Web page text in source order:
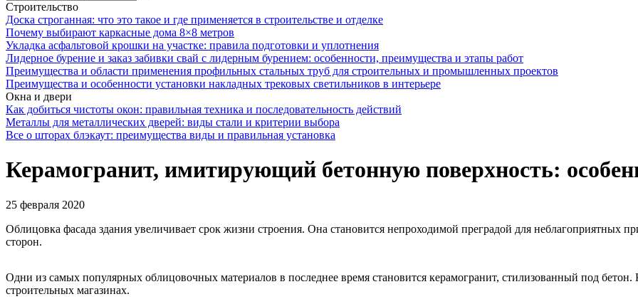
Строительство
Доска строганная: что это такое и где применяется в строительстве и отделке
Почему выбирают каркасные дома 8×8 метров
Укладка асфальтовой крошки на участке: правила подготовки и уплотнения
Лидерное бурение и заказ забивки свай с лидерным бурением: особенности, преимущества и этапы работ
Преимущества и области применения профильных стальных труб для строительных и промышленных проектов
Преимущества и особенности установки накладных трековых светильников в интерьере
Окна и двери
Как добиться чистоты окон: правильная техника и последовательность действий
Металлы для металлических дверей: виды стали и критерии выбора
Все о шторах блэкаут: преимущества виды и правильная установка
Керамогранит, имитирующий бетонную поверхность:
25 февраля 2020
Облицовка фасада здания увеличивает срок жизни строения. Она становится непроходимой преградой для неблагоприятных
сторон.
Одни из самых популярных облицовочных материалов в последнее время становится керамогранит, стилизованный под бетон.
строительных магазинах.